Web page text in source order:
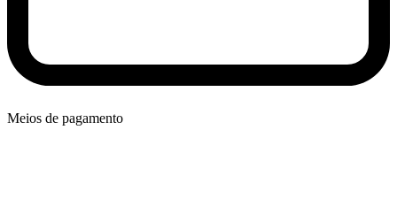
Meios de pagamento